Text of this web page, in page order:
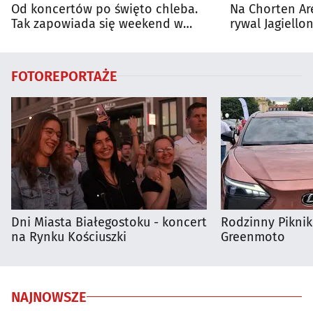
Od koncertów po święto chleba.
Tak zapowiada się weekend w
Na Chorten
rywal
FOTOREPORTAŻE
Dni Miasta Białegostoku - koncert
na Rynku Kościuszki
Rodzinny
Greenmoto
NAJNOWSZE